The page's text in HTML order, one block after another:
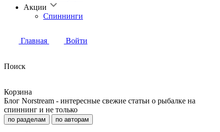
Акции
Спиннинги
Главная Войти
Поиск
Корзина
Блог Norstream - интересные свежие статьи о рыбалке на
спиннинг и не только
по разделам по авторам